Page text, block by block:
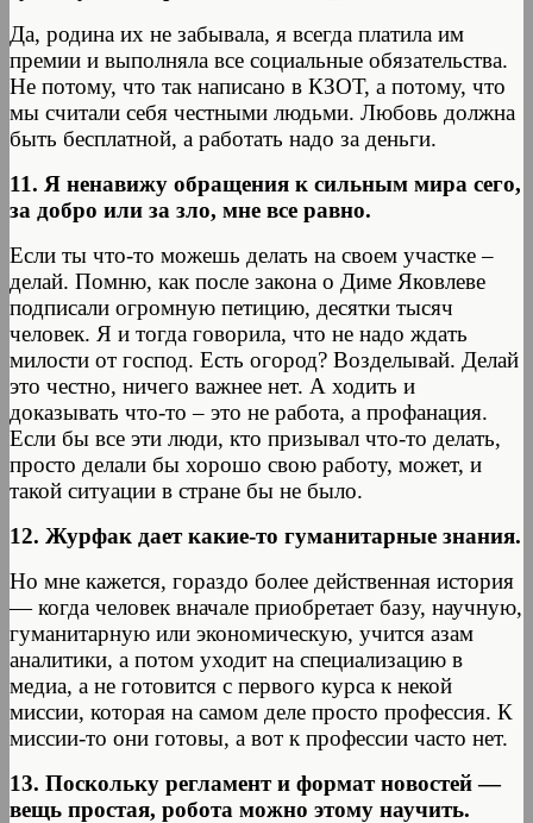
Да, родина их не забывала, я всегда платила им
премии и выполняла все социальные обязательства.
Не потому, что так написано в КЗОТ, а потому, что
мы считали себя честными людьми. Любовь должна
быть бесплатной, а работать надо за деньги.
11. Я ненавижу обращения к сильным мира сего,
за добро или за зло, мне все равно.
Если ты что-то можешь делать на своем участке –
делай. Помню, как после закона о Диме Яковлеве
подписали огромную петицию, десятки тысяч
человек. Я и тогда говорила, что не надо ждать
милости от господ. Есть огород? Возделывай. Делай
это честно, ничего важнее нет. А ходить и
доказывать что-то – это не работа, а профанация.
Если бы все эти люди, кто призывал что-то делать,
просто делали бы хорошо свою работу, может, и
такой ситуации в стране бы не было.
12. Журфак дает какие-то гуманитарные знания.
Но мне кажется, гораздо более действенная история
— когда человек вначале приобретает базу, научную,
гуманитарную или экономическую, учится азам
аналитики, а потом уходит на специализацию в
медиа, а не готовится с первого курса к некой
миссии, которая на самом деле просто профессия. К
миссии-то они готовы, а вот к профессии часто нет.
13. Поскольку регламент и формат новостей —
вещь простая, робота можно этому научить.